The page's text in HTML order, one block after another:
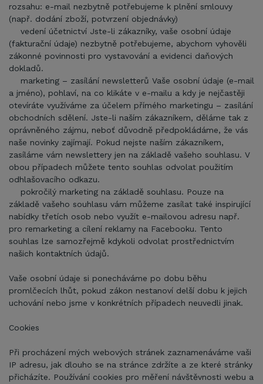
rozsahu: e-mail nezbytně potřebujeme k plnění smlouvy
(např. dodání zboží, potvrzení objednávky)
vedení účetnictví Jste-li zákazníky, vaše osobní údaje
(fakturační údaje) nezbytně potřebujeme, abychom vyhověli
zákonné povinnosti pro vystavování a evidenci daňových
dokladů.
marketing – zasílání newsletterů Vaše osobní údaje (e-mail
a jméno), pohlaví, na co klikáte v e-mailu a kdy je nejčastěji
otevíráte využíváme za účelem přímého marketingu – zasílání
obchodních sdělení. Jste-li naším zákazníkem, děláme tak z
oprávněného zájmu, neboť důvodně předpokládáme, že vás
naše novinky zajímají. Pokud nejste naším zákazníkem,
zasíláme vám newslettery jen na základě vašeho souhlasu. V
obou případech můžete tento souhlas odvolat použitím
odhlašovacího odkazu.
pokročilý marketing na základě souhlasu. Pouze na
základě vašeho souhlasu vám můžeme zasílat také inspirující
nabídky třetích osob nebo využít e-mailovou adresu např.
pro remarketing a cílení reklamy na Facebooku. Tento
souhlas lze samozřejmě kdykoli odvolat prostřednictvím
našich kontaktních údajů.
Vaše osobní údaje si ponecháváme po dobu běhu
promlčecích lhůt, pokud zákon nestanoví delší dobu k jejich
uchování nebo jsme v konkrétních případech neuvedli jinak.
Cookies
Při procházení mých webových stránek zaznamenáváme vaši
IP adresu, jak dlouho se na stránce zdržíte a ze které stránky
přicházíte. Používání cookies pro měření návštěvnosti webu a